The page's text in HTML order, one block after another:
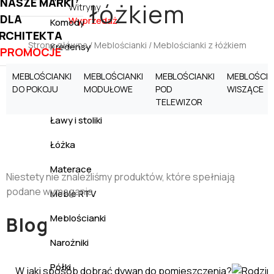
Witryny
Wyprzedaż
Komody
Kredensy
Krzesła
Ławki
Ławy i stoliki
Łóżka
Materace
Meble RTV
Meblościanki
Narożniki
Półki
DLA
PROMOCJE
łóżkiem
Strona główna/ Meblościanki / Meblościanki z łóżkiem
MEBLOŚCIANKI
DO POKOJU
MEBLOŚCIANKI
MODUŁOWE
MEBLOŚCIANKI
POD
TELEWIZOR
WISZĄCE
Niestety nie znaleźliśmy produktów, które spełniają
podane wymagania.
Blog
W jaki sposób dobrać dywan do pomieszczenia?